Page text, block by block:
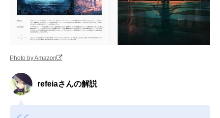
Photo by Amazon
refeiaさんの解説